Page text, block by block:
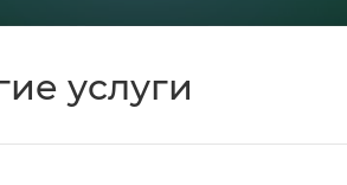
услуги